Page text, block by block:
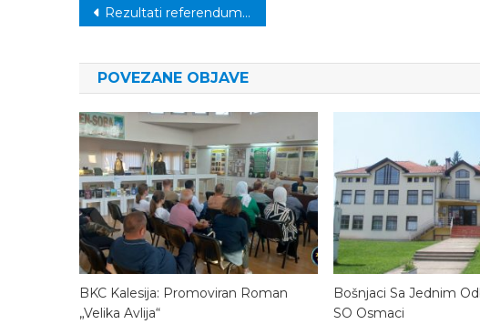
Navigacija
Rezultati referenduma u Moldaviji iznenađujući, građani glasali protiv članstva u EU
POVEZANE OBJAVE
BKC Kalesija: Promoviran Roman
„Velika Avlija“
Bošnjaci Sa Jednim
SO Osmaci